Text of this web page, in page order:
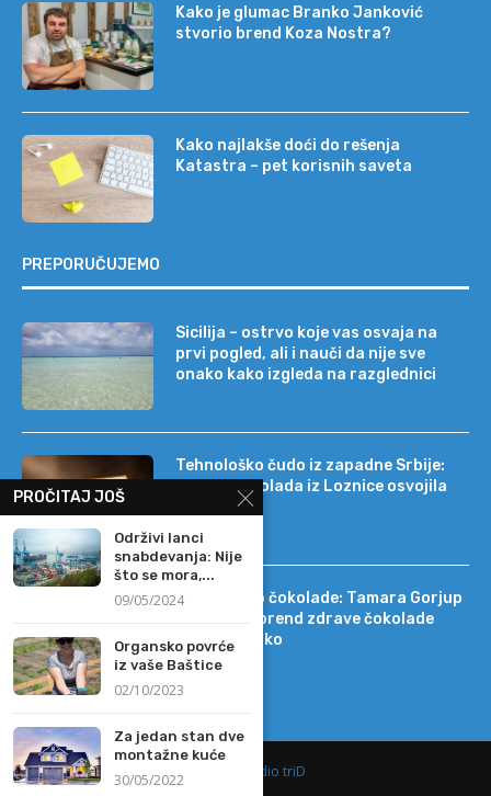
Kako je glumac Branko Janković
stvorio brend Koza Nostra?
Kako najlakše doći do rešenja
Katastra – pet korisnih saveta
PREPORUČUJEMO
Sicilija – ostrvo koje vas osvaja na
prvi pogled, ali i nauči da nije sve
onako kako izgleda na razglednici
Tehnološko čudo iz zapadne Srbije:
kako je čokolada iz Loznice osvojila
22 tržišta
Od DIF-a do čokolade: Tamara Gorjup
pokrenula brend zdrave čokolade
Kapetan Koko
Studio triD
PROČITAJ JOŠ
Održivi lanci
snabdevanja: Nije
što se mora,...
09/05/2024
Organsko povrće
iz vaše Baštice
02/10/2023
Za jedan stan dve
montažne kuće
30/05/2022